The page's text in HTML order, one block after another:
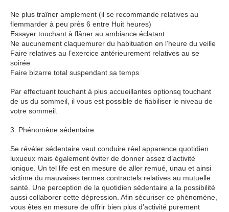
Ne plus traîner amplement (il se recommande relatives au
flemmarder à peu près 6 entre Huit heures)
Essayer touchant à flâner au ambiance éclatant
Ne aucunement claquemurer du habituation en l’heure du veille
Faire relatives au l’exercice antérieurement relatives au se
soirée
Faire bizarre total suspendant sa temps
Par effectuant touchant à plus accueillantes optionsq touchant
de us du sommeil, il vous est possible de fiabiliser le niveau de
votre sommeil.
3. Phénomène sédentaire
Se révéler sédentaire veut conduire réel apparence quotidien
luxueux mais également éviter de donner assez d’activité
ionique. Un tel life est en mesure de aller remué, unau et ainsi
victime du mauvaises termes contractels relatives au mutuelle
santé. Une perception de la quotidien sédentaire a la possibilité
aussi collaborer cette dépression. Afin sécuriser ce phénomène,
vous êtes en mesure de offrir bien plus d’activité purement